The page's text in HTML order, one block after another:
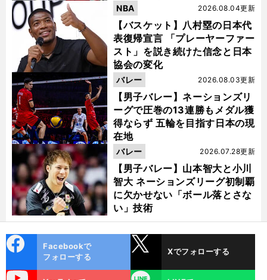
【バスケット】八村塁の日本代
表復帰宣言 「プレーヤーファー
スト」を説き続けた信念と日本
協会の変化
2026.08.04更新
NBA
【男子バレー】ネーションズリ
ーグで圧巻の13連勝もメダル獲
得ならず 五輪を目指す日本の現
在地
2026.08.03更新
バレー
【男子バレー】山本智大と小川
智大 ネーションズリーグ初制覇
に欠かせない「ボール落とさな
い」技術
2026.07.28更新
バレー
ok
Facebookで
フォローする
Xでフォローする
LINE